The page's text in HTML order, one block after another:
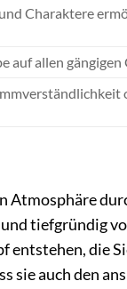
Charaktere
auf allen gängigen
Atmosphäre
tiefgründig
die
sie auch den